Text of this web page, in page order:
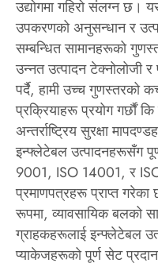
उद्योगमा गहिरो संलग्न
उपकरणको अनुसन्धान र
सम्बन्धित सामानहरूको
उन्नत उत्पादन टेक्नोलोजी
पर्दै, हामी उच्च गुणस्तरको
प्रक्रियाहरू प्रयोग गर्छौं
अन्तर्राष्ट्रिय सुरक्षा
इन्फ्लेटेबल उत्पादनहरूसँग
9001, ISO 14001, र
प्रमाणपत्रहरू प्राप्त
रूपमा, व्यावसायिक बलको
ग्राहकहरूलाई इन्फ्लेटेबल
प्याकेजहरूको पूर्ण सेट प्रदान